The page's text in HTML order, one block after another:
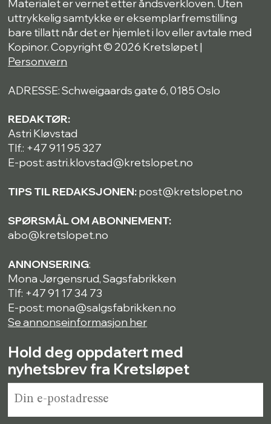
Materialet er vernet etter åndsverkloven. Uten
uttrykkelig samtykke er eksemplarfremstilling
bare tillatt når det er hjemlet i lov eller avtale med
Kopinor. Copyright © 2026 Kretsløpet |
Personvern
ADRESSE: Schweigaards gate 6, 0185 Oslo
REDAKTØR:
Astri Kløvstad
Tlf.: +47 911 95 327
E-post: astri.klovstad@kretslopet.no
TIPS TIL REDAKSJONEN:post@kretslopet.no
SPØRSMÅL OM ABONNEMENT:
abo@kretslopet.no
ANNONSERING:
Mona Jørgensrud, Sagsfabrikken
Tlf: +47 91 17 34 73
E-post: mona@salgsfabrikken.no
Se annonseinformasjon her
Hold deg oppdatert med
nyhetsbrev fra Kretsløpet